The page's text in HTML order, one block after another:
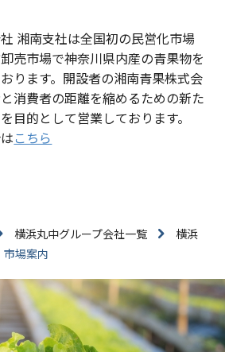
湘南支社は全国初の民営化市場
売市場で神奈川県内産の青果物を
ります。開設者の湘南青果株式会
消費者の距離を縮めるための新た
目的として営業しております。
こちら
横浜丸中グループ会社一覧
横浜
市場案内